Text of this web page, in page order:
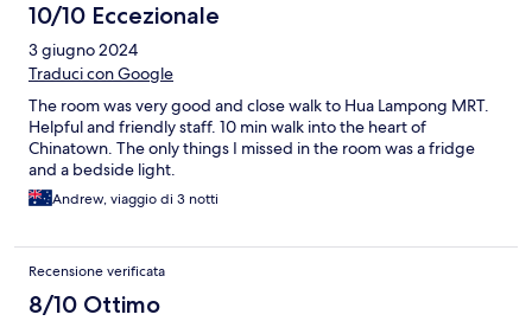
10/10 Eccezionale
3 giugno 2024
Traduci con Google
The room was very good and close walk to Hua Lampong MRT.
Helpful and friendly staff. 10 min walk into the heart of
Chinatown. The only things I missed in the room was a fridge
and a bedside light.
Andrew, viaggio di 3 notti
Recensione verificata
8/10 Ottimo